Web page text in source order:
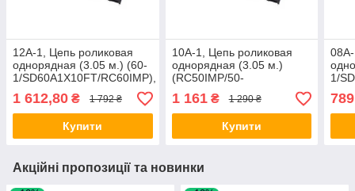
12A-1, Цепь роликовая
однорядная (3.05 м.) (60-
1/SD60A1X10FT/RC60IMP),
(Renold SD)
1 612,80 ₴ 1 792 ₴
Купити
10A-1, Цепь роликовая
однорядная (3.05 м.)
(RC50IMP/50-
1/SD50A1X10FT/1791D)
1 161₴ 1 290 ₴
Купити
1/
Акційні пропозиції та новинки